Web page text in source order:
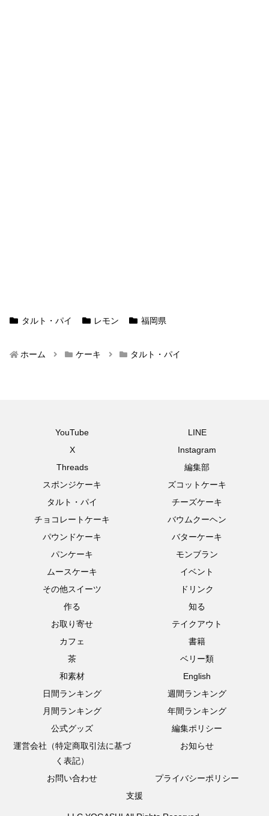
タルト・パイ レモン 福岡県
ホーム ケーキ タルト・パイ
YouTube
LINE
X
Instagram
Threads
編集部
スポンジケーキ
ズコットケーキ
タルト・パイ
チーズケーキ
チョコレートケーキ
バウムクーヘン
パウンドケーキ
バターケーキ
パンケーキ
モンブラン
ムースケーキ
イベント
その他スイーツ
ドリンク
作る
知る
お取り寄せ
テイクアウト
カフェ
書籍
茶
ベリー類
和素材
English
日間ランキング
週間ランキング
月間ランキング
年間ランキング
公式グッズ
編集ポリシー
運営会社（特定商取引法に基づ
く表記）
お知らせ
お問い合わせ
プライバシーポリシー
支援